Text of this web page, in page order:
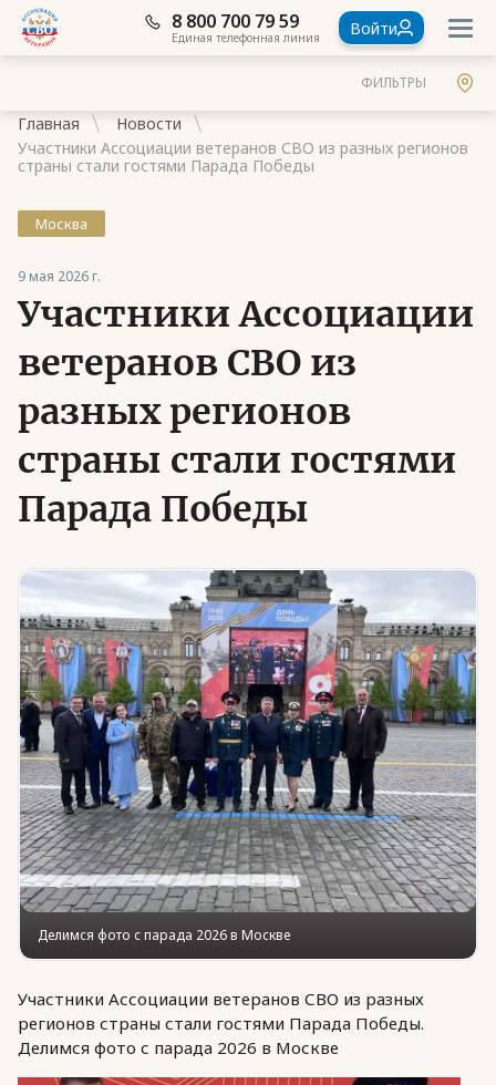
8 800 700 79 59
Единая телефонная линия Войти
ФИЛЬТРЫ
Главная
Новости
Участники Ассоциации ветеранов СВО из разных регионов
страны стали гостями Парада Победы
Москва
9 мая 2026 г.
Участники Ассоциации
ветеранов СВО из
разных регионов
страны стали гостями
Парада Победы
Делимся фото с парада 2026 в Москве
Участники Ассоциации ветеранов СВО из разных
регионов страны стали гостями Парада Победы.
Делимся фото с парада 2026 в Москве
Стать членом Ассоциации ветеранов СВО
Ассоциация в субъектах России
Частые вопросы
Юридическая помощь
Региональные меры поддержки